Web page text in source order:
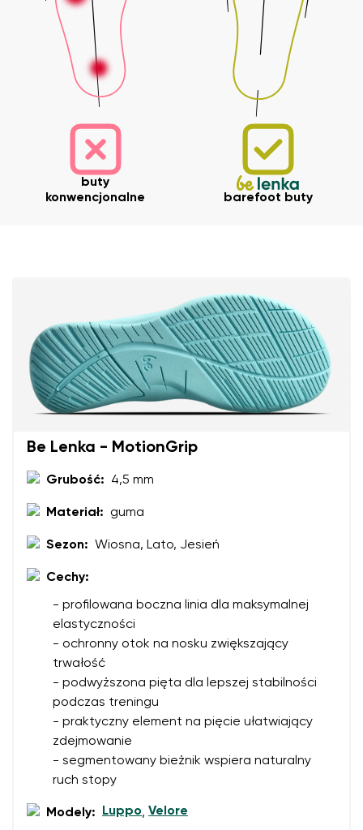
Wybierz język
Zmień
buty
konwencjonalne
barefoot buty
Be Lenka - MotionGrip
Grubość: 4,5 mm
Materiał: guma
Sezon: Wiosna, Lato, Jesień
Cechy:
- profilowana boczna linia dla maksymalnej
elastyczności
- ochronny otok na nosku zwiększający
trwałość
- podwyższona pięta dla lepszej stabilności
podczas treningu
- praktyczny element na pięcie ułatwiający
zdejmowanie
- segmentowany bieżnik wspiera naturalny
ruch stopy
Modely: Luppo, Velore
Imię i nazwisko
Twój adres e-mail
Pytanie
osobowych w rozumieniu
Wariant
Ocena opisowa
Wyrażam zgodę na przetwarzanie moich danych
osobowych w rozumieniu